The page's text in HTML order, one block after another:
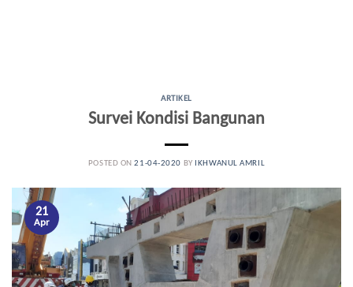
ARTIKEL
Survei Kondisi Bangunan
POSTED ON21-04-2020 BY IKHWANUL AMRIL
21
Apr